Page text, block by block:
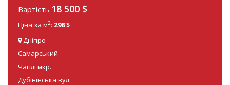
Вартість 18 500 $
Ціна за м2: 298 $
Дніпро
Самарський
Чаплі мкр.
Дубінінська вул.